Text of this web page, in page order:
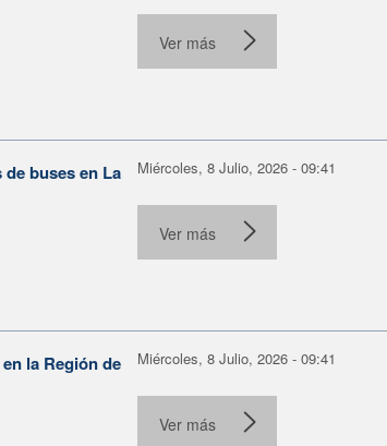
Ver más
buses en La
Miércoles, 8 Julio, 2026 - 09:41
Ver más
la Región de
Miércoles, 8 Julio, 2026 - 09:41
Ver más